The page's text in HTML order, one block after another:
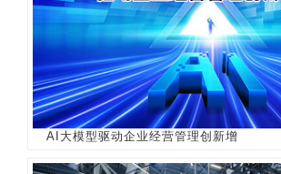
AI大模型驱动企业经营管理创新增